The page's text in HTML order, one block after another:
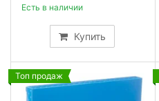
Купить
Есть в наличии
Топ продаж